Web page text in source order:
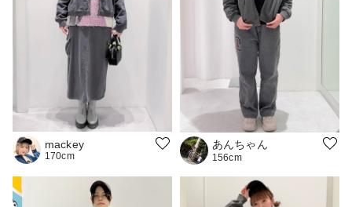
mackey
170cm
あんちゃん
156cm